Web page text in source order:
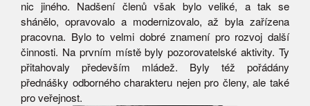
nic jiného. Nadšení členů však bylo veliké, a tak se
shánělo, opravovalo a modernizovalo, až byla zařízena
pracovna. Bylo to velmi dobré znamení pro rozvoj další
činnosti. Na prvním místě byly pozorovatelské aktivity. Ty
přitahovaly především mládež. Byly též pořádány
přednášky odborného charakteru nejen pro členy, ale také
pro veřejnost.